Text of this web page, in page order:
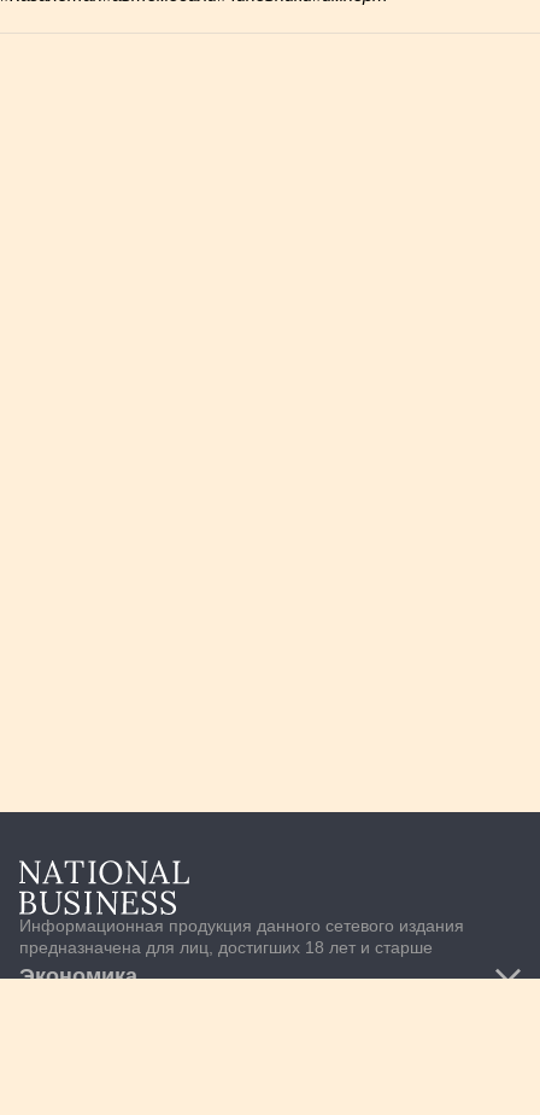
Информационная продукция данного сетевого издания
предназначена для лиц, достигших 18 лет и старше
Экономика